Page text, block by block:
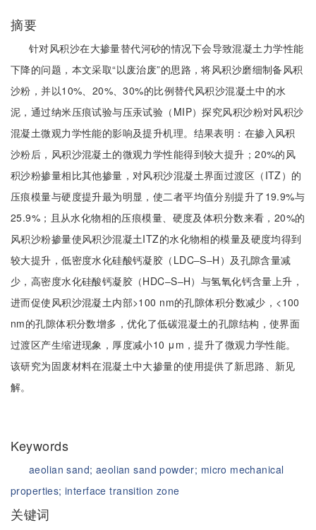
摘要
针对风积沙在大掺量替代河砂的情况下会导致混凝土力学性能
下降的问题，本文采取“以废治废”的思路，将风积沙磨细制备风积
沙粉，并以10%、20%、30%的比例替代风积沙混凝土中的水
泥，通过纳米压痕试验与压汞试验（MIP）探究风积沙粉对风积沙
混凝土微观力学性能的影响及提升机理。结果表明：在掺入风积
沙粉后，风积沙混凝土的微观力学性能得到较大提升；20%的风
积沙粉掺量相比其他掺量，对风积沙混凝土界面过渡区（ITZ）的
压痕模量与硬度提升最为明显，使二者平均值分别提升了19.9%与
25.9%；且从水化物相的压痕模量、硬度及体积分数来看，20%的
风积沙粉掺量使风积沙混凝土ITZ的水化物相的模量及硬度均得到
较大提升，低密度水化硅酸钙凝胶（LDC‒S‒H）及孔隙含量减
少，高密度水化硅酸钙凝胶（HDC‒S‒H）与氢氧化钙含量上升，
进而促使风积沙混凝土内部>100 nm的孔隙体积分数减少，<100
nm的孔隙体积分数增多，优化了低碳混凝土的孔隙结构，使界面
过渡区产生缩进现象，厚度减小10 μm，提升了微观力学性能。
该研究为固废材料在混凝土中大掺量的使用提供了新思路、新见
解。
Keywords
aeolian sand; aeolian sand powder; micro mechanical
properties;interface transition zone
关键词